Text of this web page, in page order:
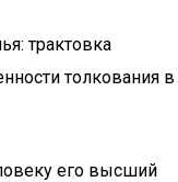
трактовка
толкования в
его высший